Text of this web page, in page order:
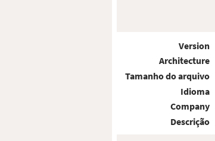
Version
Architecture
Tamanho do arquivo
Idioma
Company
Descrição